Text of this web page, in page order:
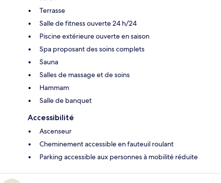
Terrasse
Salle de fitness ouverte 24 h/24
Piscine extérieure ouverte en saison
Spa proposant des soins complets
Sauna
Salles de massage et de soins
Hammam
Salle de banquet
Accessibilité
Ascenseur
Cheminement accessible en fauteuil roulant
Parking accessible aux personnes à mobilité réduite